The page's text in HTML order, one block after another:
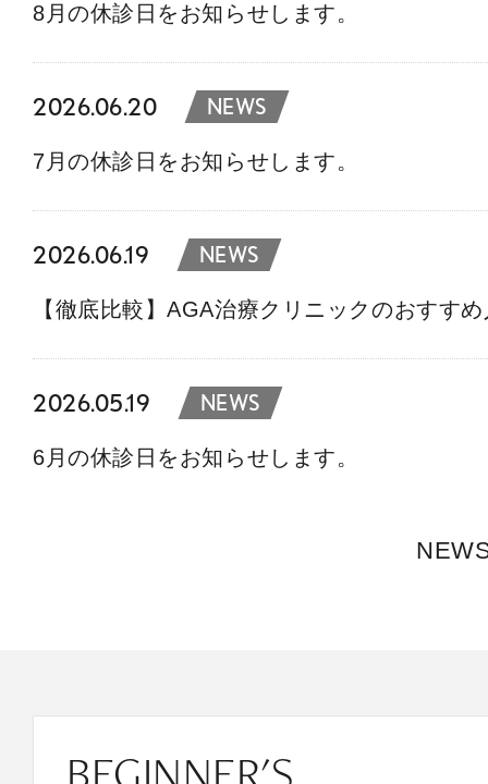
8月の休診日をお知らせします。
2026.06.20 NEWS
7月の休診日をお知らせします。
2026.06.19 NEWS
【徹底比較】AGA治療クリニックのおすす
2026.05.19 NEWS
6月の休診日をお知らせします。